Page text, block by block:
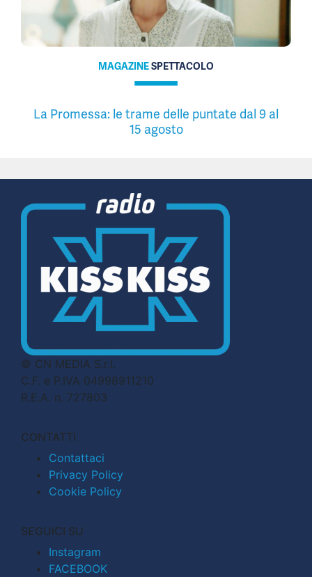
MAGAZINESPETTACOLO
La Promessa: le trame delle puntate dal 9 al
15 agosto
© CN MEDIA S.r.l.
C.F. e P.IVA 04998911210
R.E.A. n. 727803
CONTATTI
Contattaci
Privacy Policy
Cookie Policy
SEGUICI SU
Instagram
FACEBOOK